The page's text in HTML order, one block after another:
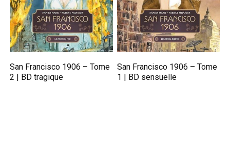
San Francisco 1906 – Tome
2 | BD tragique
San Francisco 1906 – Tome
1 | BD sensuelle